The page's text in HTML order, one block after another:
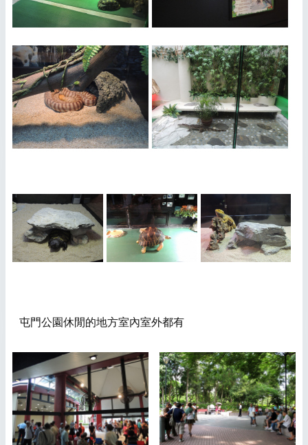
屯門公園休閒的地方室內室外都有